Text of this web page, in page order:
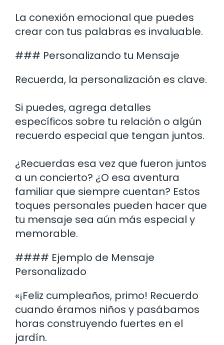
La conexión emocional que puedes
crear con tus palabras es invaluable.
### Personalizando tu Mensaje
Recuerda, la personalización es clave.
Si puedes, agrega detalles
específicos sobre tu relación o algún
recuerdo especial que tengan juntos.
¿Recuerdas esa vez que fueron juntos
a un concierto? ¿O esa aventura
familiar que siempre cuentan? Estos
toques personales pueden hacer que
tu mensaje sea aún más especial y
memorable.
#### Ejemplo de Mensaje
Personalizado
«¡Feliz cumpleaños, primo! Recuerdo
cuando éramos niños y pasábamos
horas construyendo fuertes en el
jardín.